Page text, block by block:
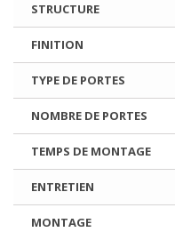
STRUCTURE
FINITION
TYPE DE PORTES
NOMBRE DE PORTES
TEMPS DE MONTAGE
ENTRETIEN
MONTAGE